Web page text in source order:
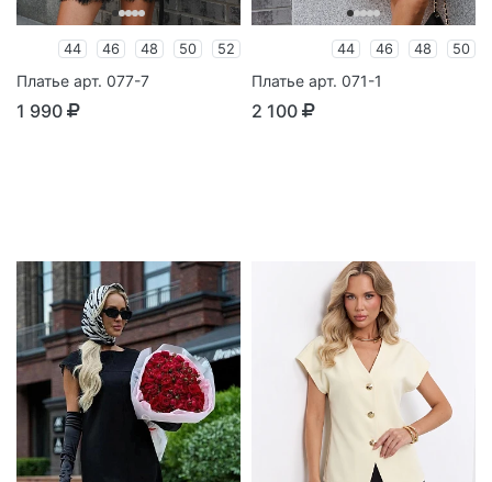
44 46 48 50 52
Платье арт. 077-7
1 990
44 46 48 50
Платье арт. 071-1
2 100